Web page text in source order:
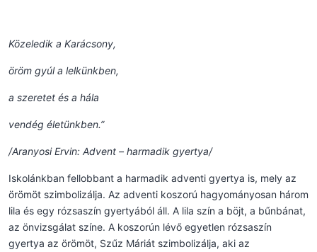
Közeledik a Karácsony,
öröm gyúl a lelkünkben,
a szeretet és a hála
vendég életünkben.”
/Aranyosi Ervin: Advent – harmadik gyertya/
Iskolánkban fellobbant a harmadik adventi gyertya is, mely az
örömöt szimbolizálja. Az adventi koszorú hagyományosan három
lila és egy rózsaszín gyertyából áll. A lila szín a böjt, a bűnbánat,
az önvizsgálat színe. A koszorún lévő egyetlen rózsaszín
gyertya az örömöt, Szűz Máriát szimbolizálja, aki az